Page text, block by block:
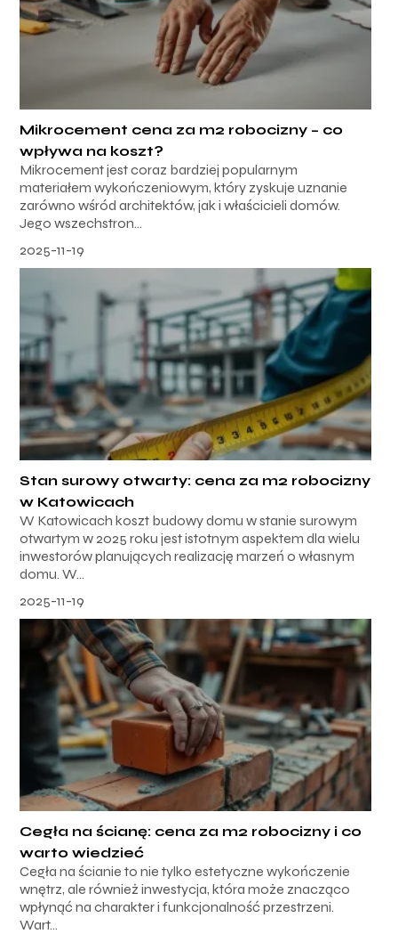
Mikrocement cena za m2 robocizny – co
wpływa na koszt?
Mikrocement jest coraz bardziej popularnym
materiałem wykończeniowym, który zyskuje uznanie
zarówno wśród architektów, jak i właścicieli domów.
Jego wszechstron...
2025-11-19
Stan surowy otwarty: cena za m2 robocizny
w Katowicach
W Katowicach koszt budowy domu w stanie surowym
otwartym w 2025 roku jest istotnym aspektem dla wielu
inwestorów planujących realizację marzeń o własnym
domu. W...
2025-11-19
Cegła na ścianę: cena za m2 robocizny i co
warto wiedzieć
Cegła na ścianie to nie tylko estetyczne wykończenie
wnętrz, ale również inwestycja, która może znacząco
wpłynąć na charakter i funkcjonalność przestrzeni.
Wart...